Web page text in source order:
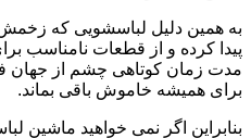
به همین دلیل لباسشویی که
پیدا کرده و از قطعات نامناسب
مدت زمان کوتاهی چشم از جهان
برای همیشه خاموش باقی بماند.
بنابراین اگر نمی خواهید ماشین